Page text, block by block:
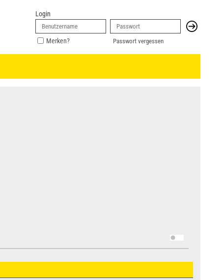
Login
Merken? Passwort vergessen